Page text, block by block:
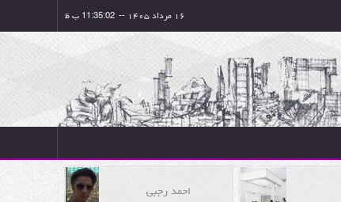
۱۶ مرداد ۱۴۰۵ --
احمد رجبی